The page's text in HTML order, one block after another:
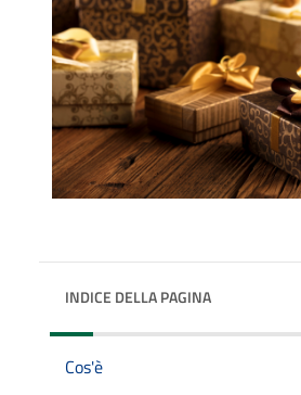
INDICE DELLA PAGINA
Cos'è